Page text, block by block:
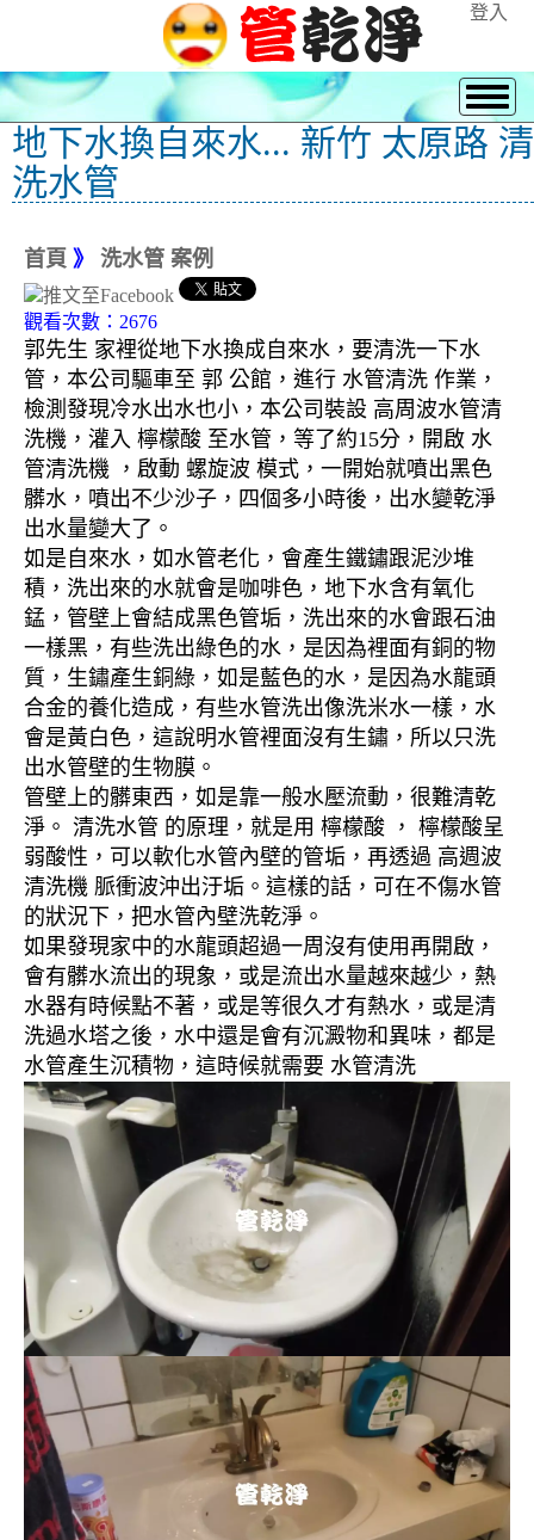
登入
地下水換自來水... 新竹 太原路 清
洗水管
首頁 》 洗水管 案例
觀看次數：2676
郭先生 家裡從地下水換成自來水，要清洗一下水
管，本公司驅車至 郭 公館，進行 水管清洗 作業，
檢測發現冷水出水也小，本公司裝設 高周波水管清
洗機，灌入 檸檬酸 至水管，等了約15分，開啟 水
管清洗機 ，啟動 螺旋波 模式，一開始就噴出黑色
髒水，噴出不少沙子，四個多小時後，出水變乾淨
出水量變大了。
如是自來水，如水管老化，會產生鐵鏽跟泥沙堆
積，洗出來的水就會是咖啡色，地下水含有氧化
錳，管壁上會結成黑色管垢，洗出來的水會跟石油
一樣黑，有些洗出綠色的水，是因為裡面有銅的物
質，生鏽產生銅綠，如是藍色的水，是因為水龍頭
合金的養化造成，有些水管洗出像洗米水一樣，水
會是黃白色，這說明水管裡面沒有生鏽，所以只洗
出水管壁的生物膜。
管壁上的髒東西，如是靠一般水壓流動，很難清乾
淨。 清洗水管 的原理，就是用 檸檬酸 ， 檸檬酸呈
弱酸性，可以軟化水管內壁的管垢，再透過 高週波
清洗機 脈衝波沖出汙垢。這樣的話，可在不傷水管
的狀況下，把水管內壁洗乾淨。
如果發現家中的水龍頭超過一周沒有使用再開啟，
會有髒水流出的現象，或是流出水量越來越少，熱
水器有時候點不著，或是等很久才有熱水，或是清
洗過水塔之後，水中還是會有沉澱物和異味，都是
水管產生沉積物，這時候就需要 水管清洗